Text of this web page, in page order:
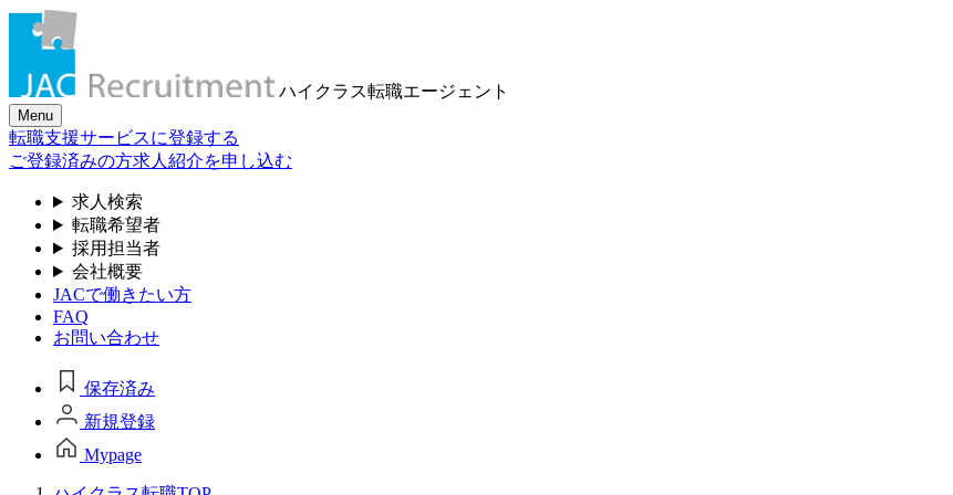
ハイクラス転職エージェント
Menu
転職支援サービスに登録する
ご登録済みの方求人紹介を申し込む
求人検索
転職希望者
採用担当者
会社概要
JACで働きたい方
FAQ
お問い合わせ
保存済み
新規登録
Mypage